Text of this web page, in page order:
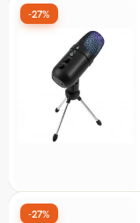
-27%
-27%